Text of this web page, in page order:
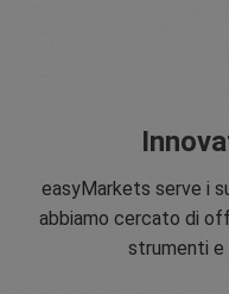
easyMarkets serve i
abbiamo cercato di
strumenti e